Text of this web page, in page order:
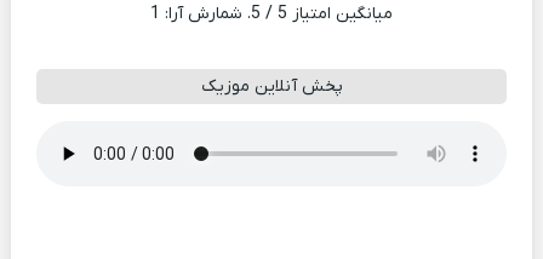
میانگین امتیاز 5 / 5. شمارش آرا: 1
پخش آنلاین موزیک